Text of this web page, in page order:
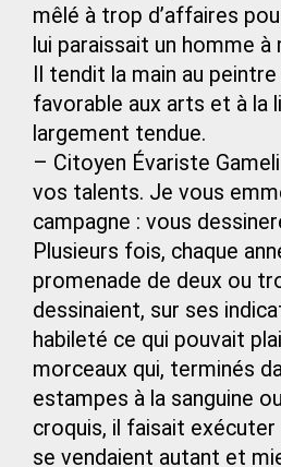
mêlé à trop d’affaires
lui paraissait un homme
Il tendit la main au
favorable aux arts et à la
largement tendue.
– Citoyen Évariste
vos talents. Je vous
campagne : vous
Plusieurs fois, chaque
promenade de deux ou
dessinaient, sur ses
habileté ce qui pouvait
morceaux qui, terminés
estampes à la sanguine
croquis, il faisait
se vendaient autant et